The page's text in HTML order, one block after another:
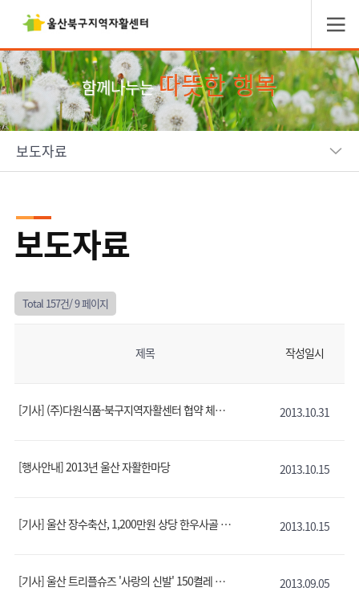
함께나누는따뜻한 행복
보도자료
보도자료
Total 157건/9 페이지
제목 작성일시
[기사] (주)다원식품-북구지역자활센터 협약 체결 2013.10.31
[행사안내] 2013년 울산 자활한마당 2013.10.15
[기사] 울산 장수축산, 1,200만원 상당 한우사골 자활센터 기부 2013.10.15
[기사] 울산 트리플슈즈 '사랑의 신발' 150켤레 전달 2013.09.05